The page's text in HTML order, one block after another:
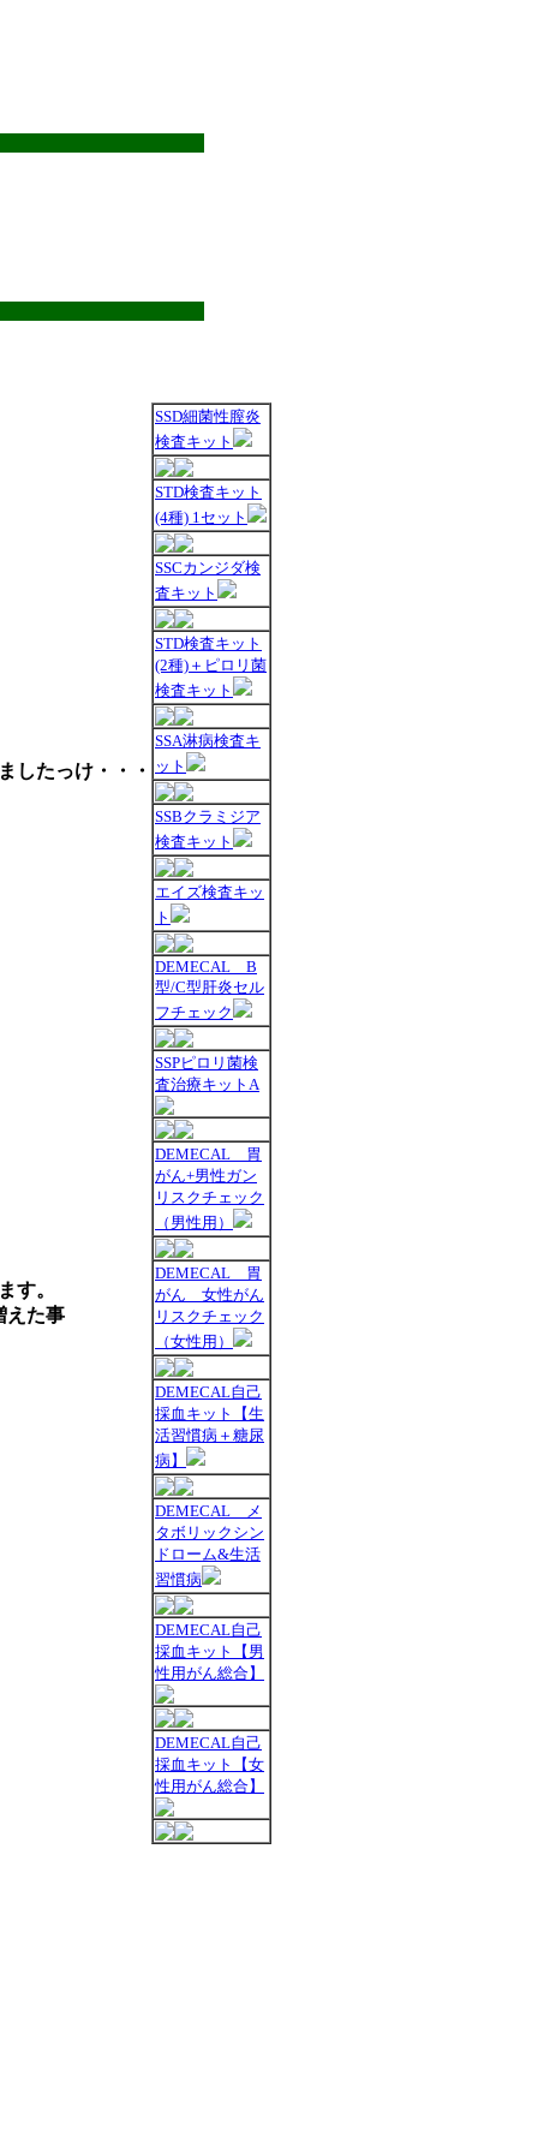
したっけ・・・
す。
えた事
SSD細菌性膣炎
検査キット
STD検査キット
(4種) 1セット
SSCカンジダ検
査キット
STD検査キット
(2種)＋ピロリ菌
検査キット
SSA淋病検査キ
ット
SSBクラミジア
検査キット
エイズ検査キッ
ト
DEMECAL B
型/C型肝炎セル
フチェック
SSPピロリ菌検
査治療キットA
DEMECAL 胃
がん+男性ガン
リスクチェック
（男性用）
DEMECAL 胃
がん 女性がん
リスクチェック
（女性用）
DEMECAL自己
採血キット【生
活習慣病＋糖尿
病】
DEMECAL メ
タボリックシン
ドローム&生活
習慣病
DEMECAL自己
採血キット【男
性用がん総合】
DEMECAL自己
採血キット【女
性用がん総合】